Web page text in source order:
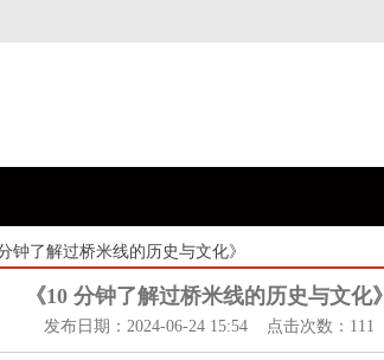
钟了解过桥米线的历史与文化》
《10 分钟了解过桥米线的历史与文化》
发布日期：2024-06-24 15:54 点击次数：111